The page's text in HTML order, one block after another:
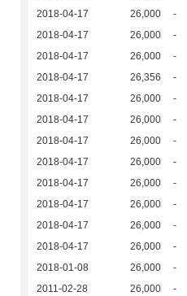
2018-04-17
26,000 -
2018-04-17
26,000 -
2018-04-17
26,000 -
2018-04-17
26,356 -
2018-04-17
26,000 -
2018-04-17
26,000 -
2018-04-17
26,000 -
2018-04-17
26,000 -
2018-04-17
26,000 -
2018-04-17
26,000 -
2018-04-17
26,000 -
2018-04-17
26,000 -
2018-01-08
26,000 -
2011-02-28
26,000 -